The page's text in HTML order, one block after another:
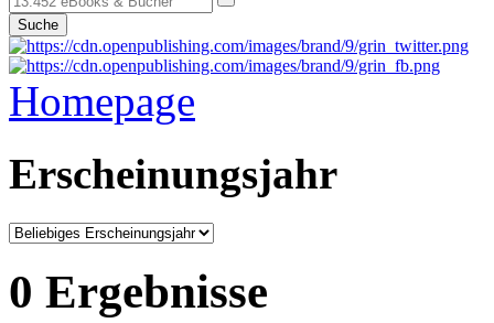
Suche
Homepage
Erscheinungsjahr
0 Ergebnisse